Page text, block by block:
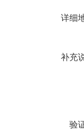
详细
补充
验